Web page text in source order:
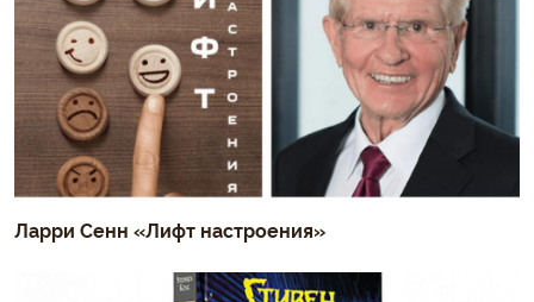
Ларри Сенн «Лифт настроения»